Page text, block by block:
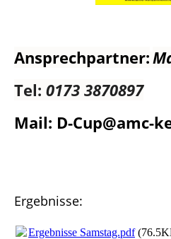
Ansprechpartner:
Tel: 0173 3870897
Mail: D-Cup@amc-
Ergebnisse:
Ergebnisse Samstag.pdf